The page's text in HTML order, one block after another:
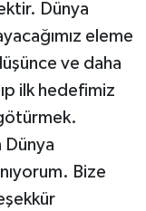
Dünya
eleme
ve daha
ilk hedefimiz
Dünya
Bize